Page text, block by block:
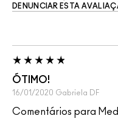
DENUNCIAR ESTA
ÓTIMO!
16/01/2020 Gabriela DF
Comentários para